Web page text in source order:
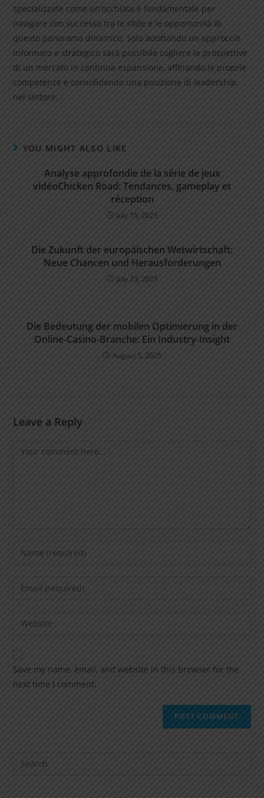
specializzate come un’occhiata è fondamentale per
navigare con successo tra le sfide e le opportunità di
questo panorama dinamico. Solo adottando un approccio
informato e strategico sarà possibile cogliere le prospettive
di un mercato in continua espansione, affinando le proprie
competenze e consolidando una posizione di leadership
nel settore.
YOU MIGHT ALSO LIKE
Analyse approfondie de la série de jeux
vidéoChicken Road: Tendances, gameplay et
réception
July 15, 2025
Die Zukunft der europäischen Wetwirtschaft:
Neue Chancen und Herausforderungen
July 23, 2025
Die Bedeutung der mobilen Optimierung in der
Online-Casino-Branche: Ein Industry-Insight
August 5, 2025
Leave a Reply
Save my name, email, and website in this browser for the
next time I comment.